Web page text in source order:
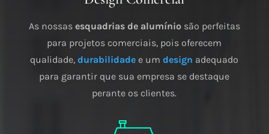
As nossas esquadrias de alumíniosão perfeitas
para projetos comerciais, pois oferecem
qualidade,durabilidade e umdesign adequado
para garantir que sua empresa se destaque
perante os clientes.